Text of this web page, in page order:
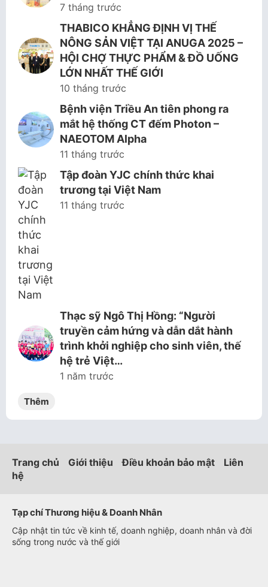
7 tháng trước
THABICO KHẲNG ĐỊNH VỊ THẾ
NÔNG SẢN VIỆT TẠI ANUGA 2025 –
HỘI CHỢ THỰC PHẨM & ĐỒ UỐNG
LỚN NHẤT THẾ GIỚI
10 tháng trước
Bệnh viện Triều An tiên phong ra
mắt hệ thống CT đếm Photon –
NAEOTOM Alpha
11 tháng trước
Tập đoàn YJC chính thức khai
trương tại Việt Nam
11 tháng trước
Thạc sỹ Ngô Thị Hồng: “Người
truyền cảm hứng và dẫn dắt hành
trình khởi nghiệp cho sinh viên, thế
hệ trẻ Việt…
1 năm trước
Thêm
Trang chủ Giới thiệu Điều khoản bảo mật
Liên
hệ
Tạp chí Thương hiệu & Doanh Nhân
Cập nhật tin tức về kinh tế, doanh nghiệp, doanh nhân và đời
sống trong nước và thế giới